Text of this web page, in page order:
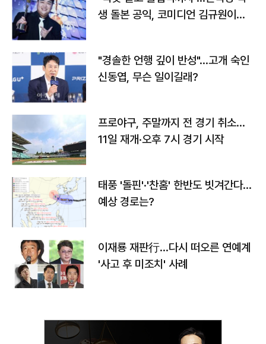
생 돌본 공익, 코미디언 김규원이었
"경솔한 언행 깊이 반성"…고개 숙인
신동엽, 무슨 일이길래?
프로야구, 주말까지 전 경기 취소…
11일 재개·오후 7시 경기 시작
태풍 '돌핀'·'찬홈' 한반도 빗겨간다…
예상 경로는?
이재룡 재판行…다시 떠오른 연예계
'사고 후 미조치' 사례